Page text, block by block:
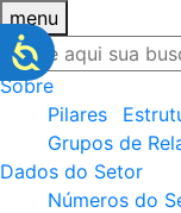
menu
Sobre
Pilares
Grupos de
Dados do Setor
Números do